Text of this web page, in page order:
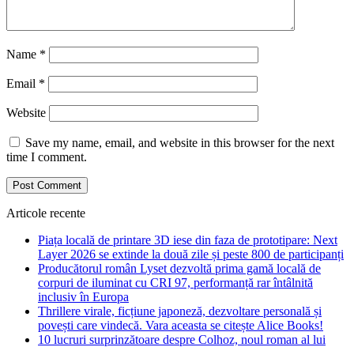
Name *
Email *
Website
Save my name, email, and website in this browser for the next
time I comment.
Articole recente
Piața locală de printare 3D iese din faza de prototipare: Next
Layer 2026 se extinde la două zile și peste 800 de participanți
Producătorul român Lyset dezvoltă prima gamă locală de
corpuri de iluminat cu CRI 97, performanță rar întâlnită
inclusiv în Europa
Thrillere virale, ficțiune japoneză, dezvoltare personală și
povești care vindecă. Vara aceasta se citește Alice Books!
10 lucruri surprinzătoare despre Colhoz, noul roman al lui